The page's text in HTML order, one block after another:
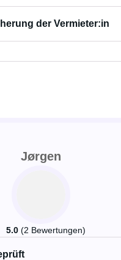
der Vermieter:in
Jørgen
5.0 (2 Bewertungen)